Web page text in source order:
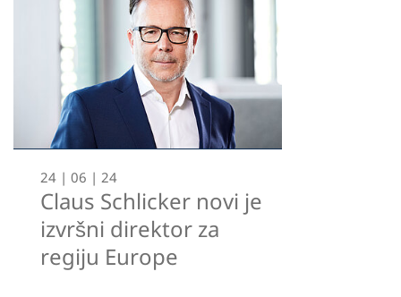
24 | 06 | 24
Claus Schlicker novi je
izvršni direktor za
regiju Europe